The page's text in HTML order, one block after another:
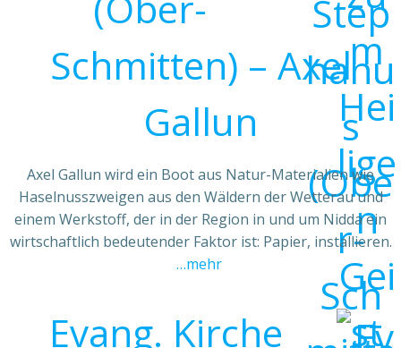
Schmitten) – Axel
Gallun
Axel Gallun wird ein Boot aus Natur-Materialien wie
Haselnusszweigen aus den Wäldern der Wetterau und
einem Werkstoff, der in der Region in und um Nidda ein
wirtschaftlich bedeutender Faktor ist: Papier, installieren.
…mehr
Evang. Kirche